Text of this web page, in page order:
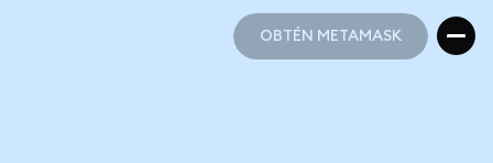
OBTÉN METAMASK